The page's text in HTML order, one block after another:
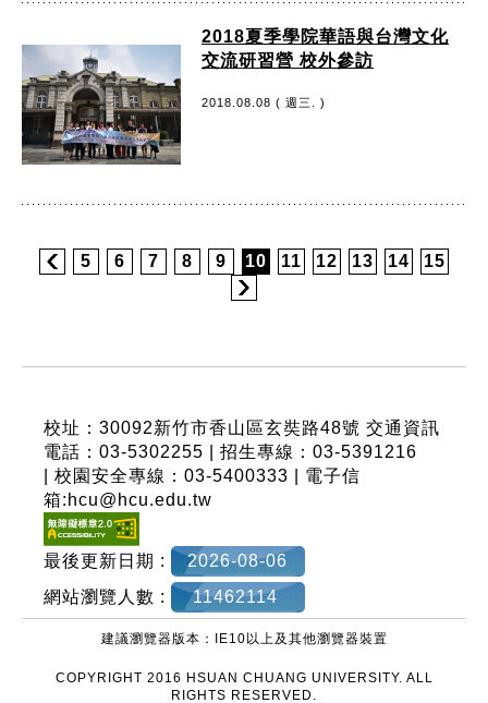
2018夏季學院華語與台灣文化
交流研習營 校外參訪
2018.08.08 ( 週三. )
5 6 7 8 9 10 11 12 13 14 15
校址：30092新竹市香山區玄奘路48號 交通資訊
電話：03-5302255 | 招生專線：03-5391216
| 校園安全專線：03-5400333 | 電子信
箱:hcu@hcu.edu.tw
最後更新日期 :
2026-08-06
網站瀏覽人數 :
11462114
建議瀏覽器版本：IE10以上及其他瀏覽器裝置
COPYRIGHT 2016 HSUAN CHUANG UNIVERSITY. ALL
RIGHTS RESERVED.